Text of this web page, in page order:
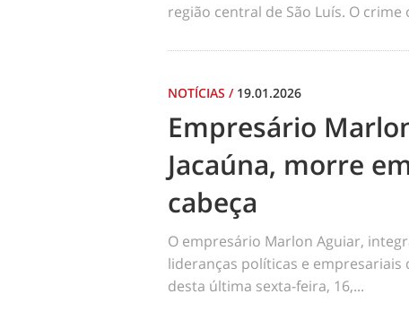
região central de São Luís. O
NOTÍCIAS / 19.01.2026
Empresário
Jacaúna, morre
cabeça
O empresário Marlon Aguiar,
lideranças políticas e empresariais
desta última sexta-feira, 16,...